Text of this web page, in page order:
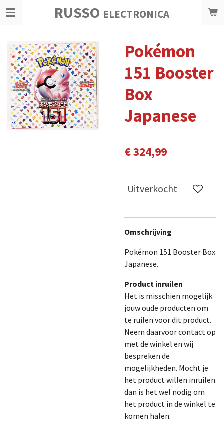
Ga
de
hoofdinhoud
RUSSO ELECTRONICA
Pokémon
151 Booster
Box
Japanese
€ 324,99
Uitverkocht
Omschrijving
Pokémon 151 Booster Box
Japanese.
Product inruilen
Het is misschien mogelijk
jouw oude producten om
te ruilen voor dit product.
Neem daarvoor contact op
met de winkel en wij
bespreken de
mogelijkheden. Mocht je
het product willen inruilen
dan is het wel nodig om
het product in de winkel te
komen halen.